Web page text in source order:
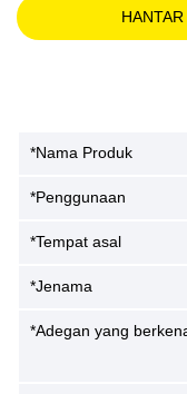
*Nama Produk
*Penggunaan
*Tempat asal
*Jenama
*Adegan yang